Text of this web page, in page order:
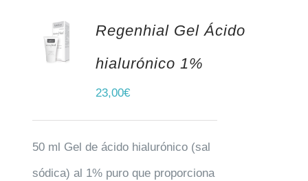
Regenhial Gel Ácido
hialurónico 1%
23,00€
50 ml Gel de ácido hialurónico (sal
sódica) al 1% puro que proporciona